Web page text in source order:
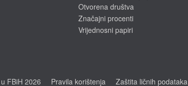
Otvorena društva
Značajni procenti
Vrijednosni papiri
u FBiH 2026 Pravila korištenja Zaštita ličnih podataka